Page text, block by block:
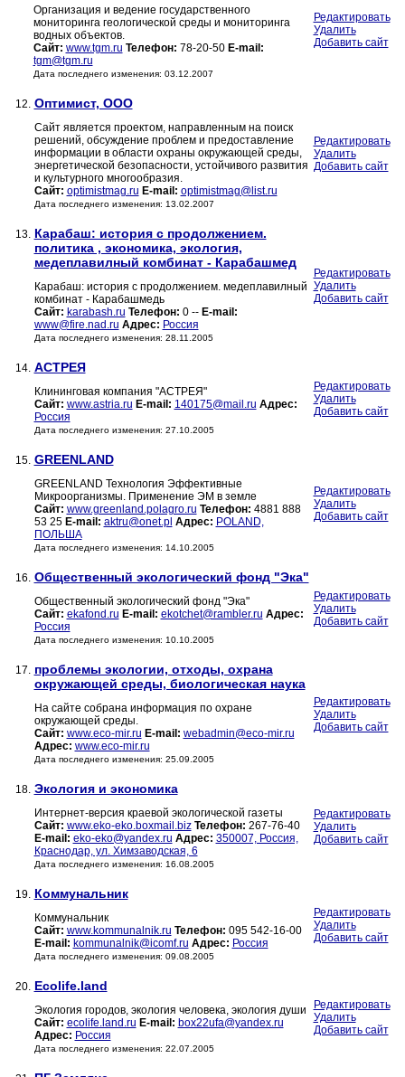
Организация и ведение государственного
мониторинга геологической среды и мониторинга
водных объектов.
Сайт: www.tgm.ru Телефон: 78-20-50 E-mail:
tgm@tgm.ru
Дата последнего изменения: 03.12.2007
Редактировать
Удалить
Добавить сайт
12. Оптимист, ООО
Сайт является проектом, направленным на поиск
решений, обсуждение проблем и предоставление
информации в области охраны окружающей среды,
энергетической безопасности, устойчивого развития
и культурного многообразия.
Сайт: optimistmag.ru E-mail: optimistmag@list.ru
Дата последнего изменения: 13.02.2007
Редактировать
Удалить
Добавить сайт
13. Карабаш: история с продолжением.
политика , экономика, экология,
медеплавилный комбинат - Карабашмед
Карабаш: история с продолжением. медеплавилный
комбинат - Карабашмедь
Сайт: karabash.ru Телефон: 0 -- E-mail:
www@fire.nad.ru Адрес: Россия
Дата последнего изменения: 28.11.2005
Редактировать
Удалить
Добавить сайт
14. АСТРЕЯ
Клининговая компания "АСТРЕЯ"
Сайт: www.astria.ru E-mail: 140175@mail.ru Адрес:
Россия
Дата последнего изменения: 27.10.2005
Редактировать
Удалить
Добавить сайт
15. GREENLAND
GREENLAND Технология Эффективные
Микроорганизмы. Применение ЭМ в земле
Сайт: www.greenland.polagro.ru Телефон: 4881 888
53 25 E-mail: aktru@onet.pl Адрес: POLAND,
ПОЛЬША
Дата последнего изменения: 14.10.2005
Редактировать
Удалить
Добавить сайт
16. Общественный экологический фонд "Эка"
Общественный экологический фонд "Эка"
Сайт: ekafond.ru E-mail: ekotchet@rambler.ru Адрес:
Россия
Дата последнего изменения: 10.10.2005
Редактировать
Удалить
Добавить сайт
17. проблемы экологии, отходы, охрана
окружающей среды, биологическая наука
На сайте собрана информация по охране
окружающей среды.
Сайт: www.eco-mir.ru E-mail: webadmin@eco-mir.ru
Адрес: www.eco-mir.ru
Дата последнего изменения: 25.09.2005
Редактировать
Удалить
Добавить сайт
18. Экология и экономика
Интернет-версия краевой экологической газеты
Сайт: www.eko-eko.boxmail.biz Телефон: 267-76-40
E-mail: eko-eko@yandex.ru Адрес: 350007, Россия,
Краснодар, ул. Химзаводская, 6
Дата последнего изменения: 16.08.2005
Редактировать
Удалить
Добавить сайт
19. Коммунальник
Коммунальник
Сайт: www.kommunalnik.ru Телефон: 095 542-16-00
E-mail: kommunalnik@icomf.ru Адрес: Россия
Дата последнего изменения: 09.08.2005
Редактировать
Удалить
Добавить сайт
20. Ecolife.land
Экология городов, экология человека, экология души
Сайт: ecolife.land.ru E-mail: box22ufa@yandex.ru
Адрес: Россия
Дата последнего изменения: 22.07.2005
Редактировать
Удалить
Добавить сайт